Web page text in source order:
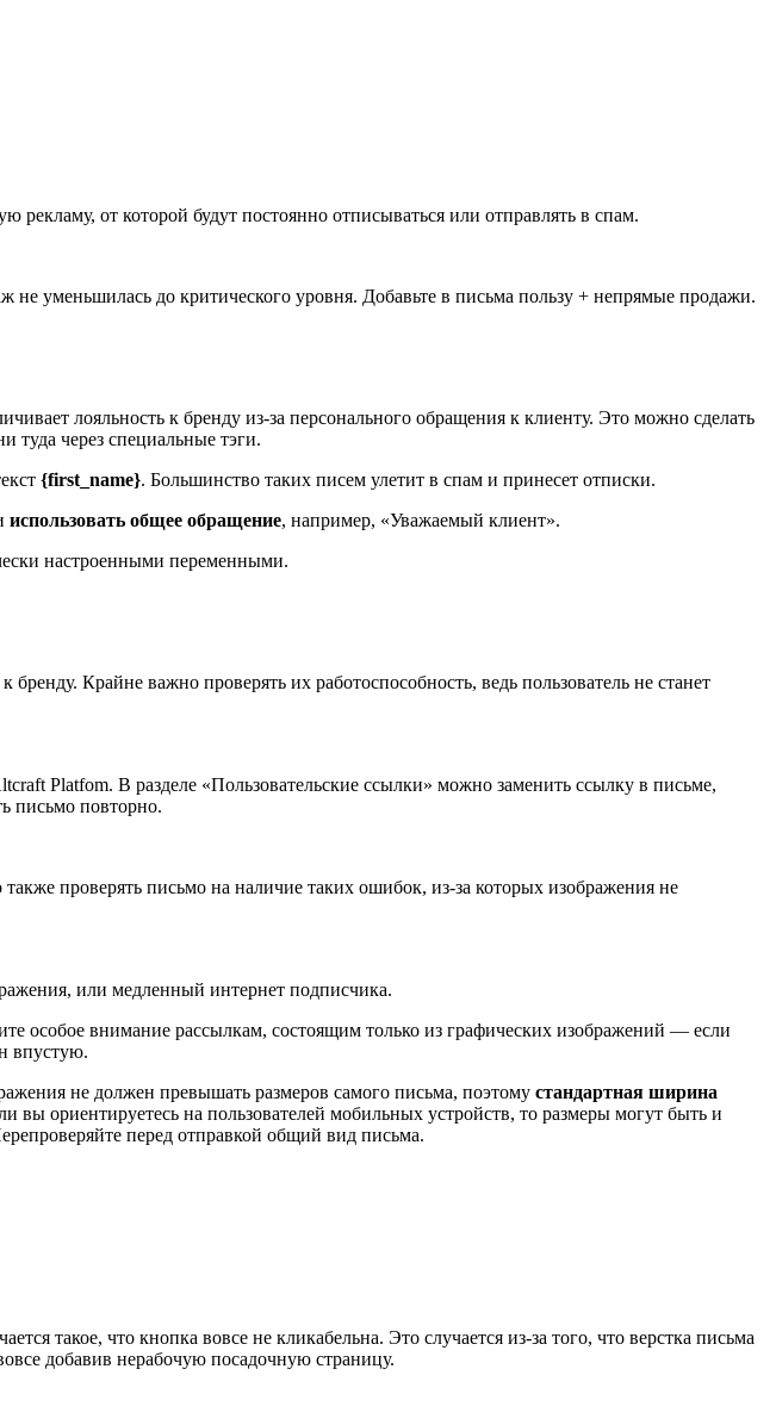
от которой будут постоянно отписываться или отправлять в спам.
уменьшилась до критического уровня. Добавьте в письма пользу + непрямые продажи.
лояльность к бренду из-за персонального обращения к клиенту. Это можно сделать
туда через специальные тэги.
{first_name}. Большинство таких писем улетит в спам и принесет отписки.
использовать общее обращение, например, «Уважаемый клиент».
настроенными переменными.
Крайне важно проверять их работоспособность, ведь пользователь не станет
Platfom. В разделе «Пользовательские ссылки» можно заменить ссылку в письме,
письмо повторно.
проверять письмо на наличие таких ошибок, из-за которых изображения не
или медленный интернет подписчика.
особое внимание рассылкам, состоящим только из графических изображений — если
впустую.
не должен превышать размеров самого письма, поэтому стандартная ширина
вы ориентируетесь на пользователей мобильных устройств, то размеры могут быть и
перед отправкой общий вид письма.
такое, что кнопка вовсе не кликабельна. Это случается из-за того, что верстка письма
добавив нерабочую посадочную страницу.